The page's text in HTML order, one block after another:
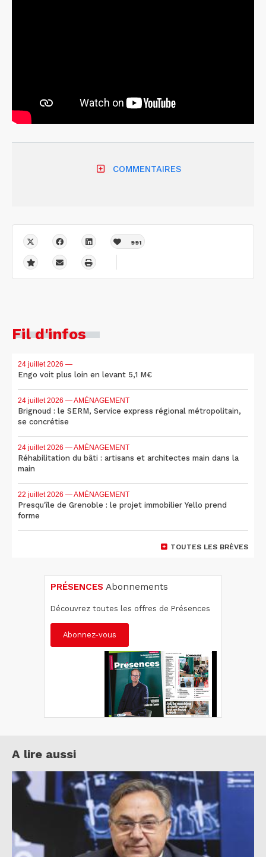
COMMENTAIRES
991
Fil d'infos
24 juillet 2026 —
Engo voit plus loin en levant 5,1 M€
24 juillet 2026 — AMÉNAGEMENT
Brignoud : le SERM, Service express régional métropolitain,
se concrétise
24 juillet 2026 — AMÉNAGEMENT
Réhabilitation du bâti : artisans et architectes main dans la
main
22 juillet 2026 — AMÉNAGEMENT
Presqu'île de Grenoble : le projet immobilier Yello prend
forme
TOUTES LES BRÈVES
PRÉSENCES Abonnements
Découvrez toutes les offres de Présences
Abonnez-vous
A lire aussi